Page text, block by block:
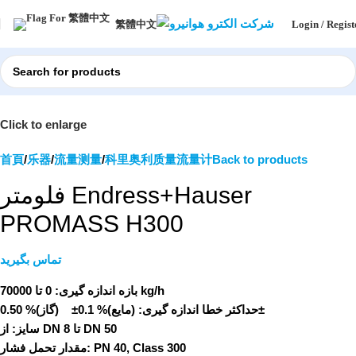
繁體中文 Login /
Click to enlarge
首頁 乐器 流量测量 科里奥利质量流量计Back to products
فلومتر Endress+Hauser
PROMASS H300
تماس بگیرید
بازه اندازه گیری: 0 تا 70000 kg/h
حداکثر خطا اندازه گیری:(مایع)% 0.1± (گاز)% 0.50±
سایز:
از DN 8 تا DN 50
مقدار تحمل فشار: PN 40, Class 300